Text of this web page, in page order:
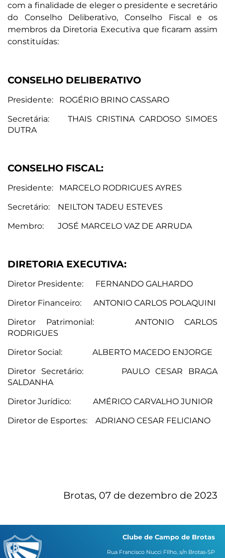
com a finalidade de eleger o presidente e secretário
do Conselho Deliberativo, Conselho Fiscal e os
membros da Diretoria Executiva que ficaram assim
constituídas:
CONSELHO DELIBERATIVO
Presidente: ROGÉRIO BRINO CASSARO
Secretária: THAIS CRISTINA CARDOSO SIMOES
DUTRA
CONSELHO FISCAL:
Presidente: MARCELO RODRIGUES AYRES
Secretário: NEILTON TADEU ESTEVES
Membro: JOSÉ MARCELO VAZ DE ARRUDA
DIRETORIA EXECUTIVA:
Diretor Presidente: FERNANDO GALHARDO
Diretor Financeiro: ANTONIO CARLOS POLAQUINI
Diretor Patrimonial: ANTONIO CARLOS
RODRIGUES
Diretor Social: ALBERTO MACEDO ENJORGE
Diretor Secretário: PAULO CESAR BRAGA
SALDANHA
Diretor Jurídico: AMÉRICO CARVALHO JUNIOR
Diretor de Esportes: ADRIANO CESAR FELICIANO
Brotas, 07 de dezembro de 2023
Clube de Campo de Brotas
Rua Francisco Nucci FIlho, s/n Brotas-SP